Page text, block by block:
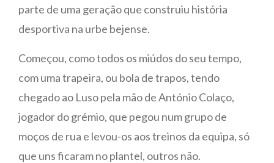
parte de uma geração que construiu história
desportiva na urbe bejense.
Começou, como todos os miúdos do seu tempo,
com uma trapeira, ou bola de trapos, tendo
chegado ao Luso pela mão de António Colaço,
jogador do grémio, que pegou num grupo de
moços de rua e levou-os aos treinos da equipa, só
que uns ficaram no plantel, outros não.